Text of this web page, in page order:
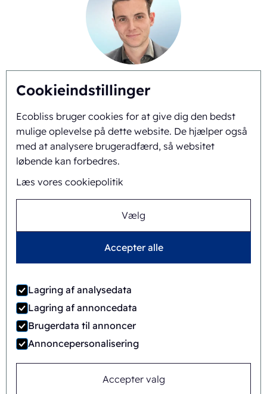
Cookieindstillinger
Ecobliss bruger cookies for at give dig den bedst
mulige oplevelse på dette website. De hjælper også
med at analysere brugeradfærd, så websitet
løbende kan forbedres.
Læs vores cookiepolitik
Vælg
Accepter alle
Lagring af analysedata
Lagring af annoncedata
Brugerdata til annoncer
Annoncepersonalisering
Accepter valg
Gianni Linssen
Timo Kubbinga